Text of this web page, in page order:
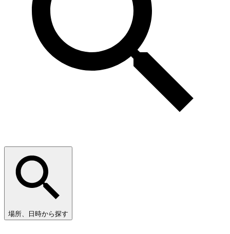
場所、日時から探す